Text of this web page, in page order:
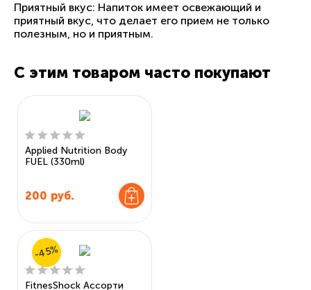
Приятный вкус: Напиток имеет освежающий и
приятный вкус, что делает его прием не только
полезным, но и приятным.
С этим товаром часто покупают
Applied Nutrition Body
FUEL (330ml)
200 руб.
FitnesShock Ассорти
-45%